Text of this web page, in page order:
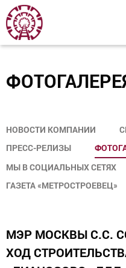
НОВОСТИ КОМПАНИИ
ПРЕСС-РЕЛИЗЫ
МЫ В СОЦИАЛЬНЫХ СЕТЯХ
ГАЗЕТА «МЕТРОСТРОЕВЕЦ»
МЭР МОСКВЫ С.С.
ХОД